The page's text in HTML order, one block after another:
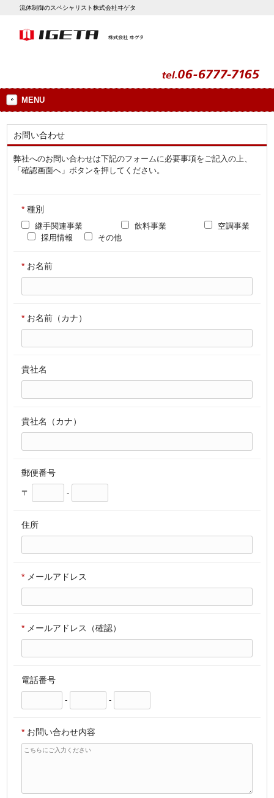
流体制御のスペシャリスト株式会社ヰゲタ
MENU
お問い合わせ
弊社へのお問い合わせは下記のフォームに必要事項をご記入の上、
「確認画面へ」ボタンを押してください。
* 種別
継手関連事業 飲料事業
空調事業
採用情報
その他
* お名前
* お名前（カナ）
貴社名
貴社名（カナ）
郵便番号
〒 -
住所
* メールアドレス
* メールアドレス（確認）
電話番号
- -
* お問い合わせ内容